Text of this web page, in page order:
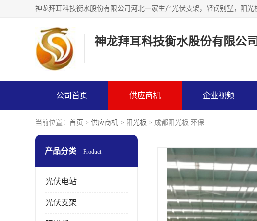
神龙拜耳科技衡水股份有限公司
公司首页 供应商机 企业视频
当前位置： 首页 > 供应商机 > 阳光板 > 成都阳光板 环保
产品分类 Product
光伏电站
光伏支架